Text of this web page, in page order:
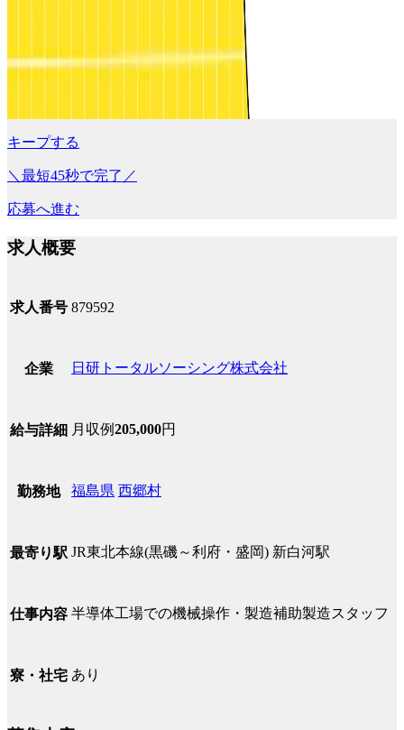
キープする
＼最短45秒で完了／
応募へ進む
求人概要
求人番号 879592
企業 日研トータルソーシング株式会社
給与詳細 月収例205,000円
勤務地 福島県 西郷村
最寄り駅 JR東北本線(黒磯～利府・盛岡) 新白河駅
仕事内容 半導体工場での機械操作・製造補助製造スタッフ
寮・社宅 あり